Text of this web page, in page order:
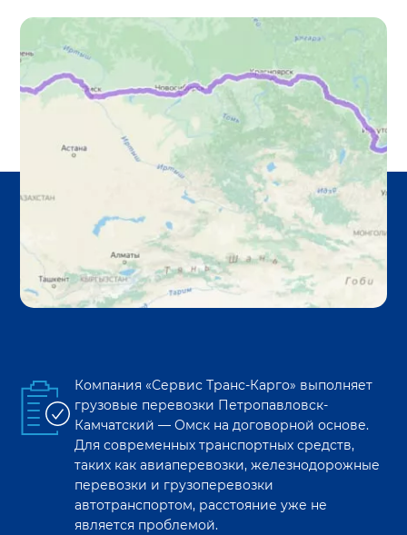
Компания «Сервис Транс-Карго» выполняет
грузовые перевозки Петропавловск-
Камчатский —Омск на договорной основе.
Для современных транспортных средств,
таких как авиаперевозки, железнодорожные
перевозки и грузоперевозки
автотранспортом, расстояние уже не
является проблемой.